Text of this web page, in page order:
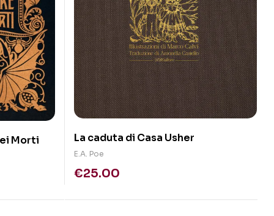
Morti La caduta di Casa Usher
E.A. Poe
€25.00